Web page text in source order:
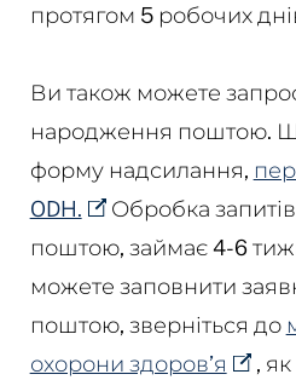
протягом 5 робочих
Ви також можете
народження поштою.
форму надсилання,
ODH.
Обробка
поштою, займає 4-6
можете заповнити
поштою, зверніться до
охорони здоров’я
, як